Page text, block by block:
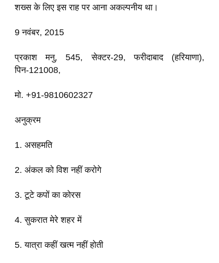
शख्स के लिए इस राह पर आना अकल्पनीय था।
9 नवंबर, 2015
प्रकाश मनु, 545, सेक्टर-29, फरीदाबाद (हरियाणा),
पिन-121008,
मो. +91-9810602327
अनुक्रम
1. असहमति
2. अंकल को विश नहीं करोगे
3. टूटे कपों का कोरस
4. सुकरात मेरे शहर में
5. यात्रा कहीं खत्म नहीं होती